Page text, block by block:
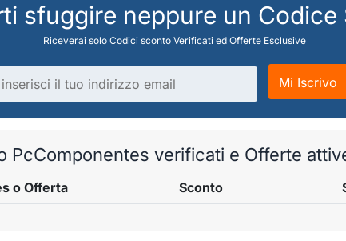
sfuggire neppure un Codice
Riceverai solo Codici sconto Verificati ed Offerte Esclusive
email
Mi Iscrivo
PcComponentes verificati e Offerte
o Offerta Sconto